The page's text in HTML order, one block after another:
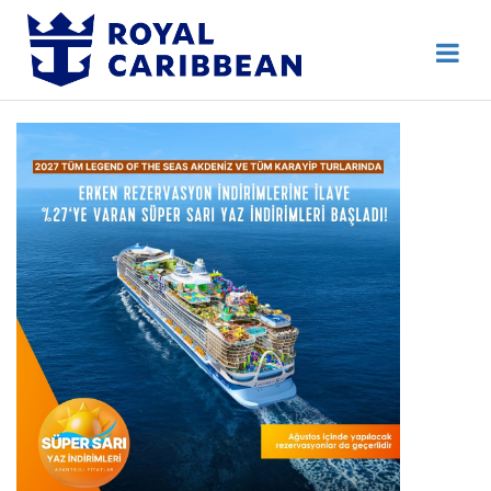
Hakkımızda
İletişim
Kurumsal Geziler
Blog
Online Check In
Giriş Yap
Destek Hattı 444 80 92
Erken Rezervasyon